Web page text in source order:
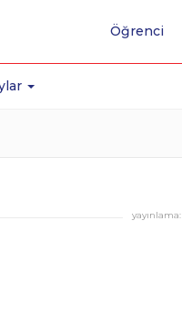
Öğrenci
yayınlama: